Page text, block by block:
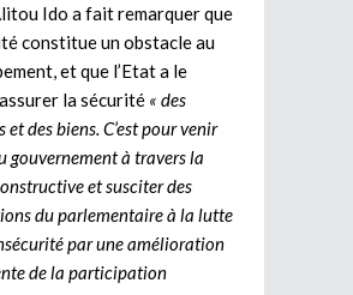
Ido a fait remarquer que
constitue un obstacle au
et que l’Etat a le
la sécurité « des
et des biens. C’est pour venir
gouvernement à travers la
et susciter des
du parlementaire à la lutte
par une amélioration
de la participation